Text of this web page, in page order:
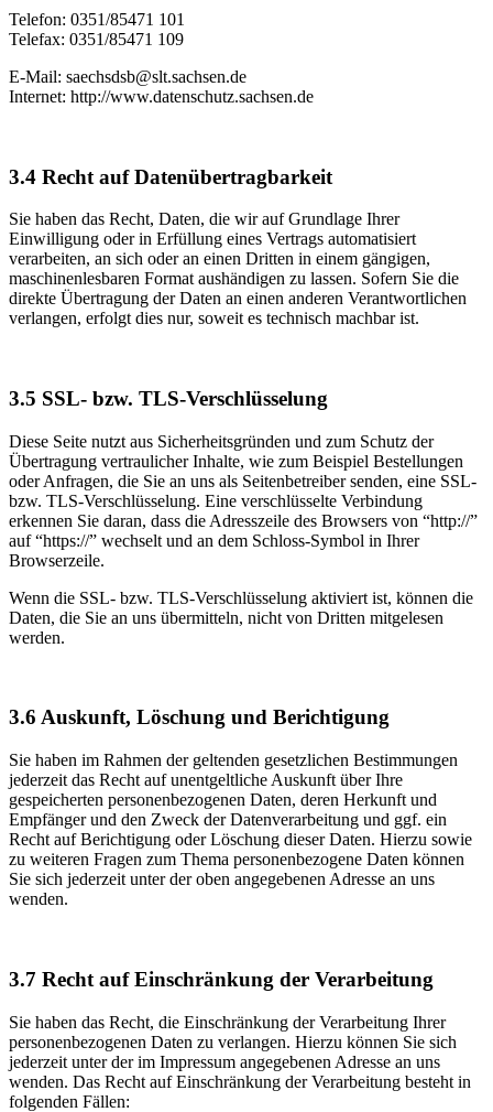
Telefon: 0351/85471 101
Telefax: 0351/85471 109
E-Mail: saechsdsb@slt.sachsen.de
Internet: http://www.datenschutz.sachsen.de
3.4 Recht auf Datenübertragbarkeit
Sie haben das Recht, Daten, die wir auf Grundlage Ihrer
Einwilligung oder in Erfüllung eines Vertrags automatisiert
verarbeiten, an sich oder an einen Dritten in einem gängigen,
maschinenlesbaren Format aushändigen zu lassen. Sofern Sie die
direkte Übertragung der Daten an einen anderen Verantwortlichen
verlangen, erfolgt dies nur, soweit es technisch machbar ist.
3.5 SSL- bzw. TLS-Verschlüsselung
Diese Seite nutzt aus Sicherheitsgründen und zum Schutz der
Übertragung vertraulicher Inhalte, wie zum Beispiel Bestellungen
oder Anfragen, die Sie an uns als Seitenbetreiber senden, eine SSL-
bzw. TLS-Verschlüsselung. Eine verschlüsselte Verbindung
erkennen Sie daran, dass die Adresszeile des Browsers von “http://”
auf “https://” wechselt und an dem Schloss-Symbol in Ihrer
Browserzeile.
Wenn die SSL- bzw. TLS-Verschlüsselung aktiviert ist, können die
Daten, die Sie an uns übermitteln, nicht von Dritten mitgelesen
werden.
3.6 Auskunft, Löschung und Berichtigung
Sie haben im Rahmen der geltenden gesetzlichen Bestimmungen
jederzeit das Recht auf unentgeltliche Auskunft über Ihre
gespeicherten personenbezogenen Daten, deren Herkunft und
Empfänger und den Zweck der Datenverarbeitung und ggf. ein
Recht auf Berichtigung oder Löschung dieser Daten. Hierzu sowie
zu weiteren Fragen zum Thema personenbezogene Daten können
Sie sich jederzeit unter der oben angegebenen Adresse an uns
wenden.
3.7 Recht auf Einschränkung der Verarbeitung
Sie haben das Recht, die Einschränkung der Verarbeitung Ihrer
personenbezogenen Daten zu verlangen. Hierzu können Sie sich
jederzeit unter der im Impressum angegebenen Adresse an uns
wenden. Das Recht auf Einschränkung der Verarbeitung besteht in
folgenden Fällen: